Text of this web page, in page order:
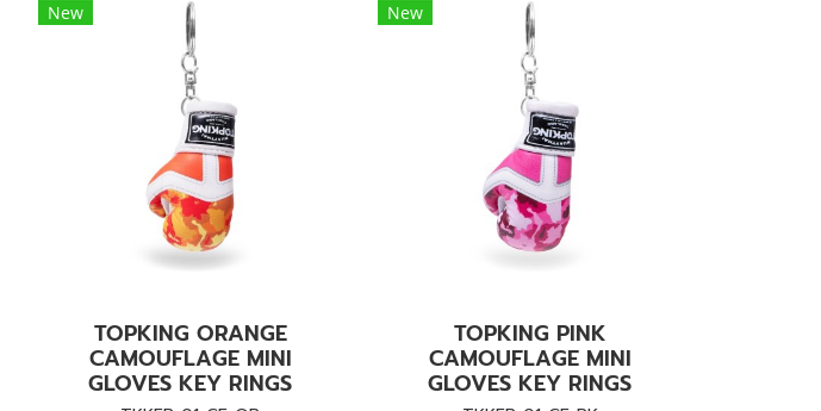
New
TOPKING ORANGE
CAMOUFLAGE MINI
GLOVES KEY RINGS
New
TOPKING PINK
CAMOUFLAGE MINI
GLOVES KEY RINGS